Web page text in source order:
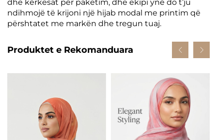
dhe kërkesat për paketim, dhe ekipi ynë do t’ju
ndihmojë të krijoni një hijab modal me printim që
përshtatet me markën dhe tregun tuaj.
Produktet e Rekomanduara